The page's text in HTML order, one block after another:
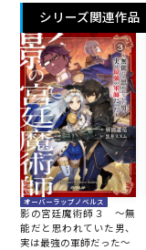
シリーズ関連作品
オーバーラップノベルス
影の宮廷魔術師３ ～無
能だと思われていた男、
実は最強の軍師だった～